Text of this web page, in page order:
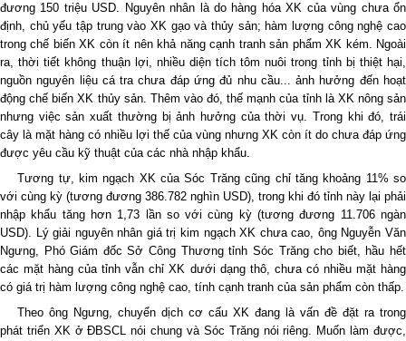
đương 150 triệu USD. Nguyên nhân là do hàng hóa XK của vùng chưa ổn
định, chủ yếu tập trung vào XK gạo và thủy sản; hàm lượng công nghệ cao
trong chế biến XK còn ít nên khả năng cạnh tranh sản phẩm XK kém. Ngoài
ra, thời tiết không thuận lợi, nhiều diện tích tôm nuôi trong tỉnh bị thiệt hại,
nguồn nguyên liệu cá tra chưa đáp ứng đủ nhu cầu... ảnh hưởng đến hoạt
động chế biến XK thủy sản. Thêm vào đó, thế mạnh của tỉnh là XK nông sản
nhưng việc sản xuất thường bị ảnh hưởng của thời vụ. Trong khi đó, trái
cây là mặt hàng có nhiều lợi thế của vùng nhưng XK còn ít do chưa đáp ứng
được yêu cầu kỹ thuật của các nhà nhập khẩu.
Tương tự, kim ngạch XK của Sóc Trăng cũng chỉ tăng khoảng 11% so
với cùng kỳ (tương đương 386.782 nghìn USD), trong khi đó tỉnh này lại phải
nhập khẩu tăng hơn 1,73 lần so với cùng kỳ (tương đương 11.706 ngàn
USD). Lý giải nguyên nhân giá trị kim ngạch XK chưa cao, ông Nguyễn Văn
Ngưng, Phó Giám đốc Sở Công Thương tỉnh Sóc Trăng cho biết, hầu hết
các mặt hàng của tỉnh vẫn chỉ XK dưới dạng thô, chưa có nhiều mặt hàng
có giá trị hàm lượng công nghệ cao, tính cạnh tranh của sản phẩm còn thấp.
Theo ông Ngưng, chuyển dịch cơ cấu XK đang là vấn đề đặt ra trong
phát triển XK ở ĐBSCL nói chung và Sóc Trăng nói riêng. Muốn làm được,